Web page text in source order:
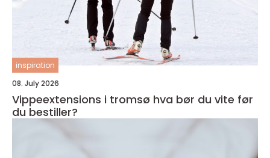
inspiration
08. July 2026
Vippeextensions i tromsø hva bør du vite før
du bestiller?